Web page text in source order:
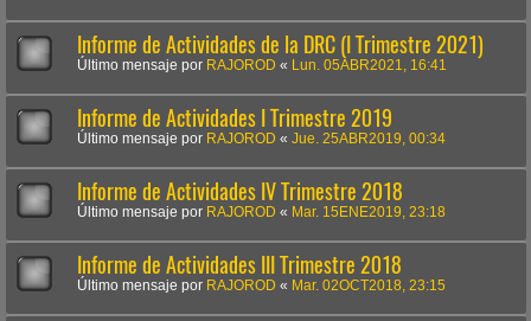
Informe de Actividades de la DRC (I Trimestre 2021)
Último mensaje por RAJOROD « Lun. 05ABR2021, 16:41
Informe de Actividades I Trimestre 2019
Último mensaje por RAJOROD « Jue. 25ABR2019, 00:34
Informe de Actividades IV Trimestre 2018
Último mensaje por RAJOROD « Mar. 15ENE2019, 23:18
Informe de Actividades III Trimestre 2018
Último mensaje por RAJOROD « Mar. 02OCT2018, 23:15